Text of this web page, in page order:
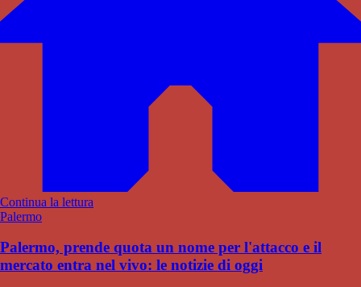
Continua la lettura
Palermo
Palermo, prende quota un nome per l'attacco e il
mercato entra nel vivo: le notizie di oggi